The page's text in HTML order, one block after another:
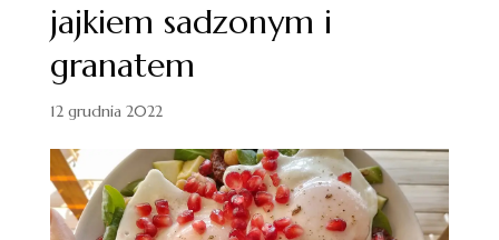
jajkiem sadzonym i
granatem
12 grudnia 2022